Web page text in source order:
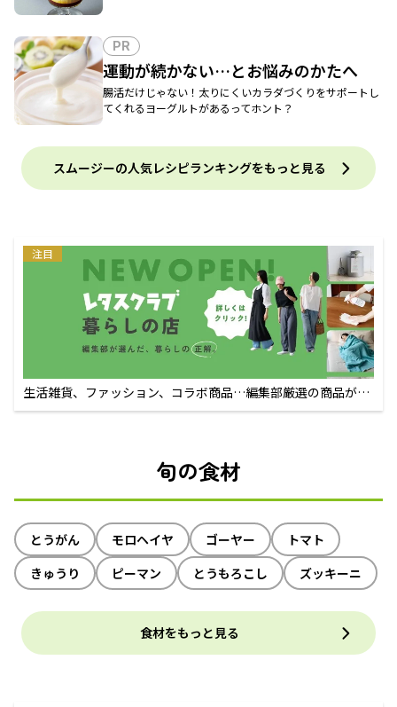
PR
運動が続かない…とお悩みのかたへ
腸活だけじゃない！太りにくいカラダづくりをサポートし
てくれるヨーグルトがあるってホント？
スムージーの人気レシピランキングをもっと見る
注目
生活雑貨、ファッション、コラボ商品…編集部厳選の商品が買
えるECサイト
旬の食材
とうがん モロヘイヤ ゴーヤー
トマト
きゅうり
ピーマン とうもろこし ズッキーニ
食材をもっと見る